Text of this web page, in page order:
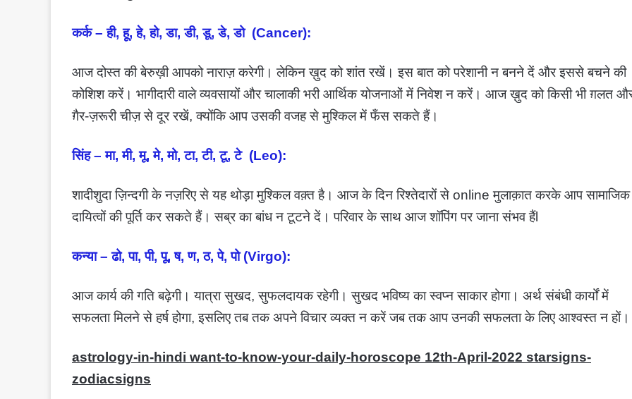
कर्क – ही, हू, हे, हो, डा, डी, डू, डे, डो (Cancer):
आज दोस्त की बेरुख़ी आपको नाराज़ करेगी। लेकिन ख़ुद को शांत रखें। इस बात को परेशानी न बनने दें और इससे बचने की
कोशिश करें। भागीदारी वाले व्यवसायों और चालाकी भरी आर्थिक योजनाओं में निवेश न करें। आज ख़ुद को किसी भी ग़लत
ग़ैर-ज़रूरी चीज़ से दूर रखें, क्योंकि आप उसकी वजह से मुश्किल में फँस सकते हैं।
सिंह – मा, मी, मू, मे, मो, टा, टी, टू, टे (Leo):
शादीशुदा ज़िन्दगी के नज़रिए से यह थोड़ा मुश्किल वक़्त है। आज के दिन रिश्तेदारों से online मुलाक़ात करके आप सामाजिक
दायित्वों की पूर्ति कर सकते हैं। सब्र का बांध न टूटने दें। परिवार के साथ आज शॉपिंग पर जाना संभव हैंl
कन्या – ढो, पा, पी, पू, ष, ण, ठ, पे, पो (Virgo):
आज कार्य की गति बढ़ेगी। यात्रा सुखद, सुफलदायक रहेगी। सुखद भविष्य का स्वप्न साकार होगा। अर्थ संबंधी कार्यों में
सफलता मिलने से हर्ष होगा, इसलिए तब तक अपने विचार व्यक्त न करें जब तक आप उनकी सफलता के लिए आश्वस्त न हों।
astrology-in-hindi want-to-know-your-daily-horoscope 12th-April-2022 starsigns-
zodiacsigns